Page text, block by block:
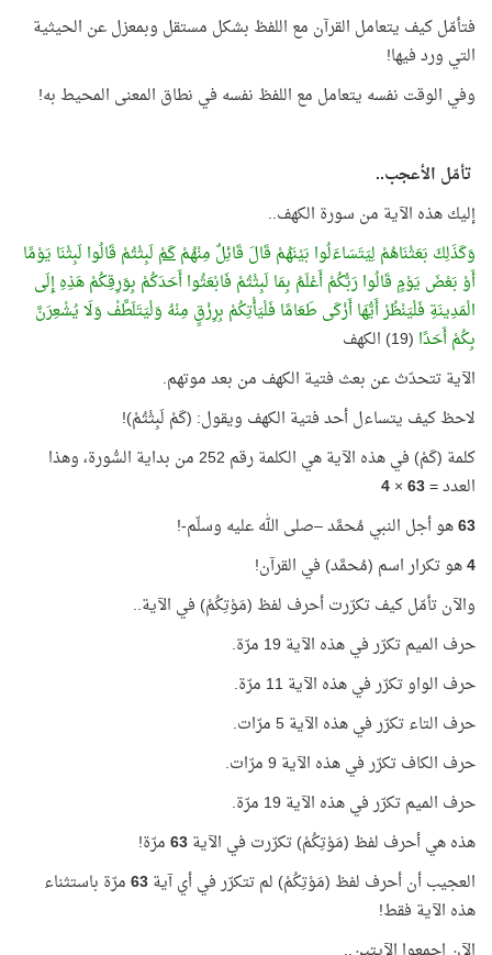
فتأمّل كيف يتعامل القرآن مع اللفظ بشكل مستقل وبمعزل عن الحيثية
التي ورد فيها!
وفي الوقت نفسه يتعامل مع اللفظ نفسه في نطاق المعنى المحيط به!
تأمّل الأعجب..
إليك هذه الآية من سورة الكهف..
وَكَذَلِكَ بَعَثْنَاهُمْ لِيَتَسَاءَلُوا بَيْنَهُمْ قَالَ قَائِلٌ مِنْهُمْكَمْلَبِثْتُمْ قَالُوا لَبِثْنَا يَوْمًا
أَوْ بَعْضَ يَوْمٍ قَالُوا رَبُّكُمْ أَعْلَمُ بِمَا لَبِثْتُمْ فَابْعَثُوا أَحَدَكُمْ بِوَرِقِكُمْ هَذِهِ إِلَى
الْمَدِينَةِ فَلْيَنْظُرْ أَيُّهَا أَزْكَى طَعَامًا فَلْيَأْتِكُمْ بِرِزْقٍ مِنْهُ وَلْيَتَلَطَّفْ وَلَا يُشْعِرَنَّ
بِكُمْ أَحَدًا (19) الكهف
الآية تتحدّث عن بعث فتية الكهف من بعد موتهم.
لاحظ كيف يتساءل أحد فتية الكهف ويقول: (كَمْ لَبِثْتُمْ)!
كلمة (كَمْ) في هذه الآية هي الكلمة رقم 252 من بداية السُّورة، وهذا
العدد =63
×
4
63هو أجل النبي مُحمَّد –صلى الله عليه وسلّم-!
4هو تكرار اسم (مُحمَّد) في القرآن!
والآن تأمّل كيف تكرّرت أحرف لفظ (مَوْتِكُمْ) في الآية..
حرف الميم تكرّر في هذه الآية 19 مرّة.
حرف الواو تكرّر في هذه الآية 11 مرّة.
حرف التاء تكرّر في هذه الآية 5 مرّات.
حرف الكاف تكرّر في هذه الآية 9 مرّات.
حرف الميم تكرّر في هذه الآية 19 مرّة.
هذه هي أحرف لفظ (مَوْتِكُمْ) تكرّرت في الآية63مرّة!
العجيب أن أحرف لفظ (مَوْتِكُمْ) لم تتكرّر في أي آية63مرّة باستثناء
هذه الآية فقط!